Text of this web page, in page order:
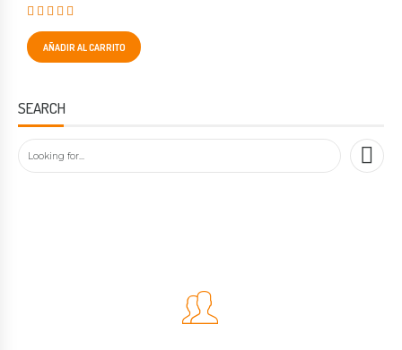
AÑADIR AL CARRITO
SEARCH